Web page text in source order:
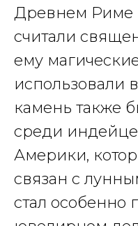
Древнем Риме
считали
ему
использовали
камень также
среди
Америки,
связан с
стал особенно